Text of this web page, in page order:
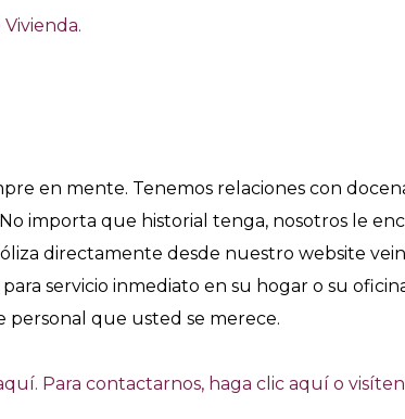
en mente. Tenemos relaciones con
importa que historial tenga, nosotros le
directamente desde nuestro website
servicio inmediato en su hogar o su
que usted se merece.
Para contactarnos, haga clic aquí o